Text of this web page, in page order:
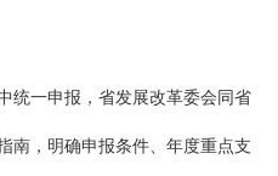
统一申报，省发展改革委会同省
南，明确申报条件、年度重点支